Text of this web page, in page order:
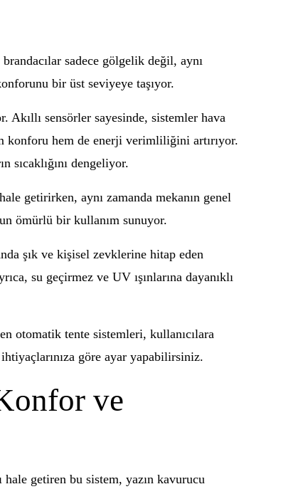
sadece gölgelik değil, aynı
bir üst seviyeye taşıyor.
Akıllı sensörler sayesinde, sistemler hava
konforu hem de enerji verimliliğini artırıyor.
sıcaklığını dengeliyor.
getirirken, aynı zamanda mekanın genel
ömürlü bir kullanım sunuyor.
şık ve kişisel zevklerine hitap eden
su geçirmez ve UV ışınlarına dayanıklı
otomatik tente sistemleri, kullanıcılara
göre ayar yapabilirsiniz.
ve
hale getiren bu sistem, yazın kavurucu